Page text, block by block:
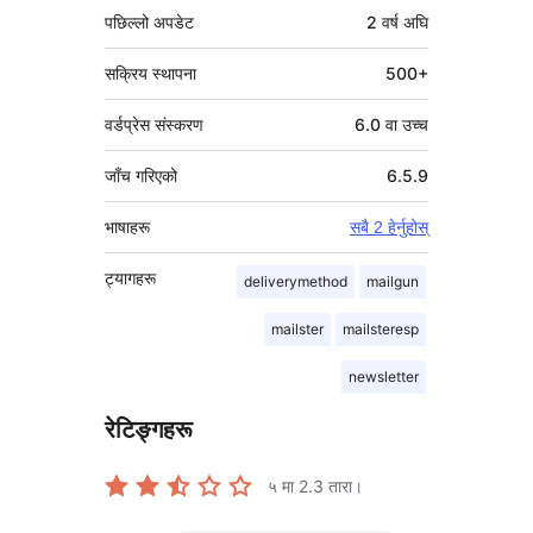
पछिल्लो अपडेट 2 वर्ष अघि
सक्रिय स्थापना 500+
वर्डप्रेस संस्करण 6.0 वा उच्च
जाँच गरिएको 6.5.9
भाषाहरू सबै 2 हेर्नुहोस्
ट्यागहरू deliverymethod mailgun
mailster mailsteresp
newsletter
रेटिङ्गहरू
५ मा 2.3 तारा।